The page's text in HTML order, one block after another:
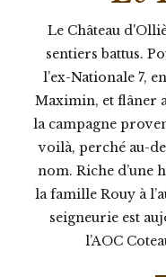
Le Château
sentiers battus.
l’ex-Nationale 7,
Maximin, et flâner
la campagne
voilà, perché au-
nom. Riche d’une
la famille Rouy à
seigneurie est
l’AOC